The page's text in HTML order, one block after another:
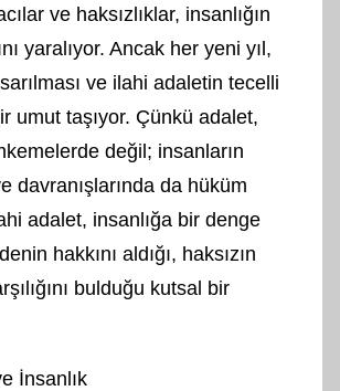
d
a
n
ve haksızlıklar, insanlığın
yaralıyor. Ancak her yeni yıl,
ve ilahi adaletin tecelli
umut taşıyor. Çünkü adalet,
değil; insanların
davranışlarında da hüküm
adalet, insanlığa bir denge
hakkını aldığı, haksızın
bulduğu kutsal bir
İnsanlık